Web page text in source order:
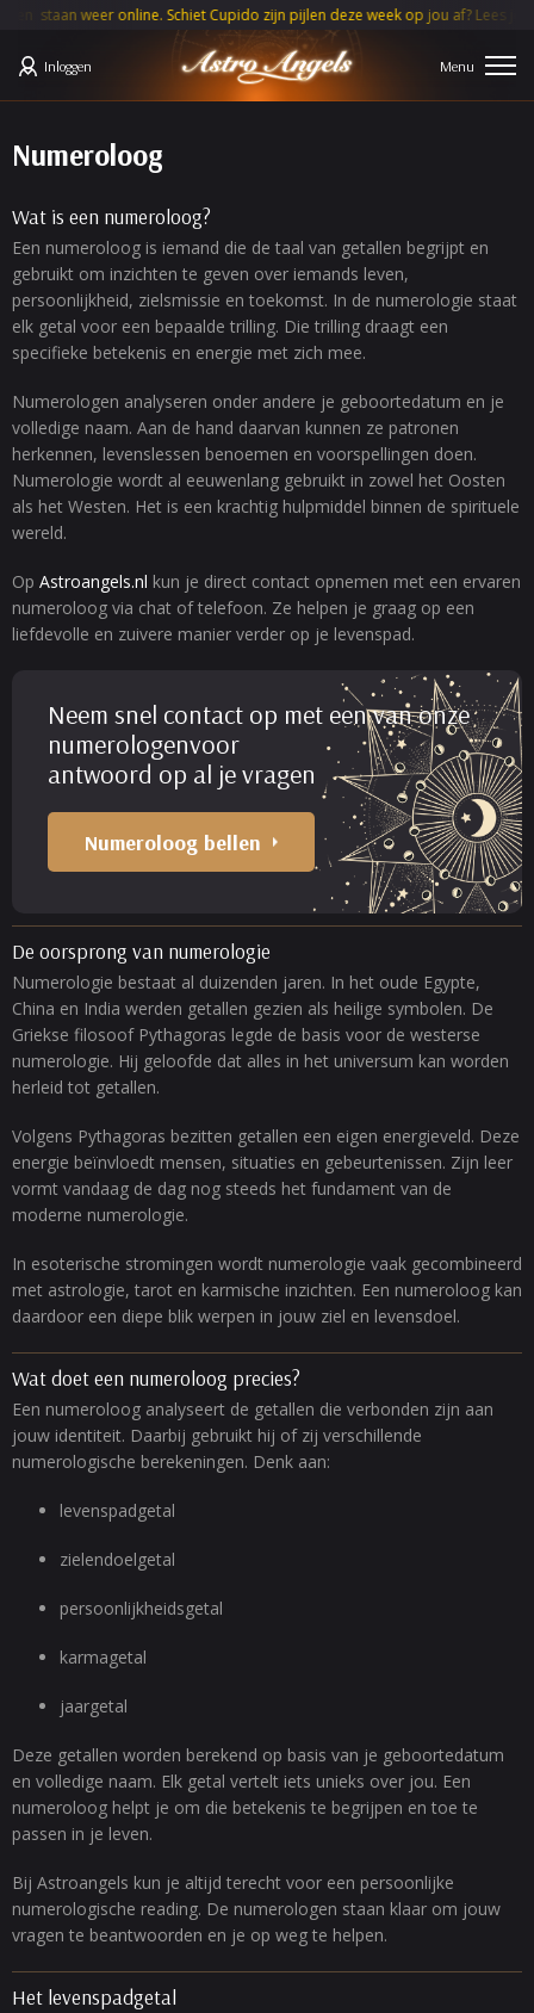
weer online. Schiet Cupido zijn pijlen deze week op jou af? Lees jeMAAND
Inloggen
Numeroloog
Wat is een numeroloog?
Een numeroloog is iemand die de taal van getallen begrijpt en
gebruikt om inzichten te geven over iemands leven,
persoonlijkheid, zielsmissie en toekomst. In de numerologie staat
elk getal voor een bepaalde trilling. Die trilling draagt een
specifieke betekenis en energie met zich mee.
Numerologen analyseren onder andere je geboortedatum en je
volledige naam. Aan de hand daarvan kunnen ze patronen
herkennen, levenslessen benoemen en voorspellingen doen.
Numerologie wordt al eeuwenlang gebruikt in zowel het Oosten
als het Westen. Het is een krachtig hulpmiddel binnen de spirituele
wereld.
Op Astroangels.nl kun je direct contact opnemen met een ervaren
numeroloog via chat of telefoon. Ze helpen je graag op een
liefdevolle en zuivere manier verder op je levenspad.
Neem snel contact op met een van onze
numerologenvoor
antwoord op al je vragen
Numeroloog bellen
De oorsprong van numerologie
Numerologie bestaat al duizenden jaren. In het oude Egypte,
China en India werden getallen gezien als heilige symbolen. De
Griekse filosoof Pythagoras legde de basis voor de westerse
numerologie. Hij geloofde dat alles in het universum kan worden
herleid tot getallen.
Volgens Pythagoras bezitten getallen een eigen energieveld. Deze
energie beïnvloedt mensen, situaties en gebeurtenissen. Zijn leer
vormt vandaag de dag nog steeds het fundament van de
moderne numerologie.
In esoterische stromingen wordt numerologie vaak gecombineerd
met astrologie, tarot en karmische inzichten. Een numeroloog kan
daardoor een diepe blik werpen in jouw ziel en levensdoel.
Wat doet een numeroloog precies?
Een numeroloog analyseert de getallen die verbonden zijn aan
jouw identiteit. Daarbij gebruikt hij of zij verschillende
numerologische berekeningen. Denk aan:
levenspadgetal
zielendoelgetal
persoonlijkheidsgetal
karmagetal
jaargetal
Deze getallen worden berekend op basis van je geboortedatum
en volledige naam. Elk getal vertelt iets unieks over jou. Een
numeroloog helpt je om die betekenis te begrijpen en toe te
passen in je leven.
Bij Astroangels kun je altijd terecht voor een persoonlijke
numerologische reading. De numerologen staan klaar om jouw
vragen te beantwoorden en je op weg te helpen.
Het levenspadgetal